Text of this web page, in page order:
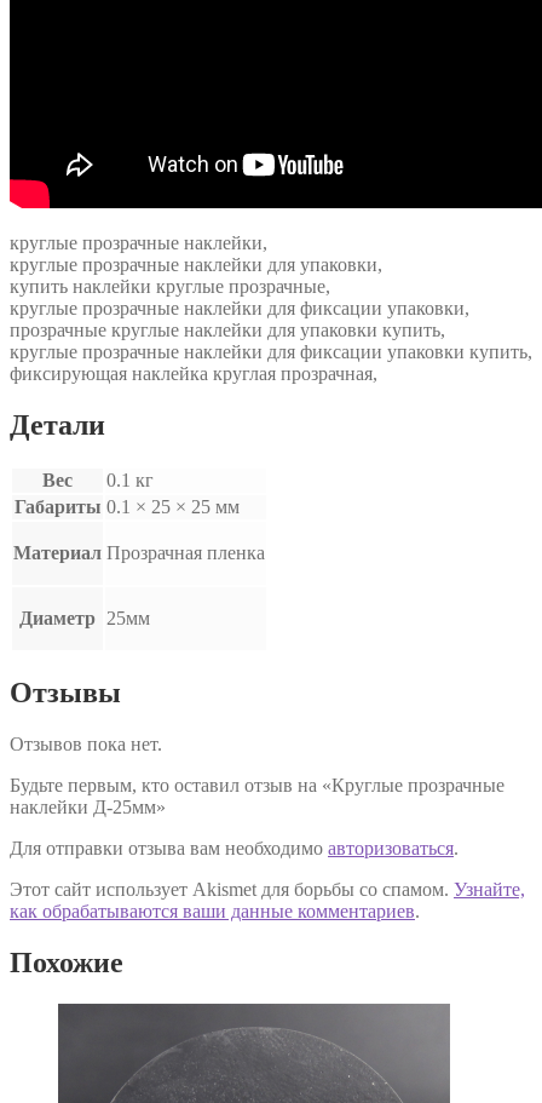
круглые прозрачные наклейки,
круглые прозрачные наклейки для упаковки,
купить наклейки круглые прозрачные,
круглые прозрачные наклейки для фиксации упаковки,
прозрачные круглые наклейки для упаковки купить,
круглые прозрачные наклейки для фиксации упаковки купить,
фиксирующая наклейка круглая прозрачная,
Детали
Вес
0.1 кг
Габариты 0.1 × 25 × 25 мм
Материал Прозрачная пленка
Диаметр 25мм
Отзывы
Отзывов пока нет.
Будьте первым, кто оставил отзыв на «Круглые прозрачные
наклейки Д-25мм»
Для отправки отзыва вам необходимо авторизоваться.
Этот сайт использует Akismet для борьбы со спамом. Узнайте,
как обрабатываются ваши данные комментариев.
Похожие